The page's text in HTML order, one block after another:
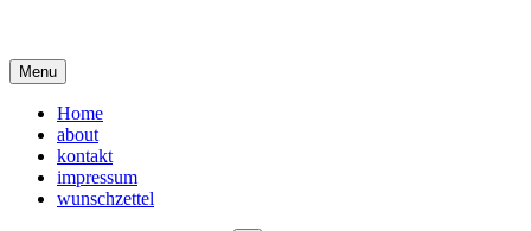
content
Menu
Home
about
kontakt
impressum
wunschzettel